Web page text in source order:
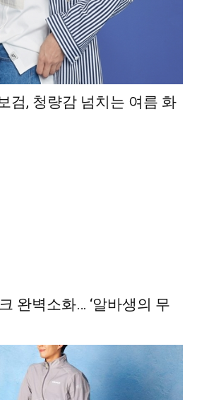
검, 청량감 넘치는 여름 화
완벽소화… ‘알바생의 무